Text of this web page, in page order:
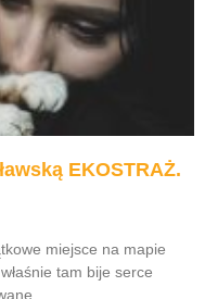
EKOSTRAŻ.
miejsce na mapie
tam bije serce